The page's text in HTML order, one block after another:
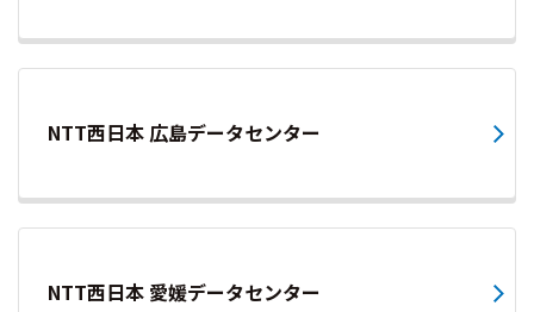
NTT西日本 広島データセンター
NTT西日本 愛媛データセンター